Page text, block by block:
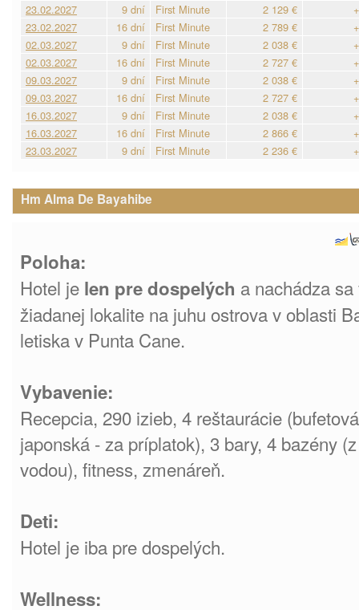
23.02.2027
9 dní First Minute 2 129 €
23.02.2027
16 dní First Minute 2 789 €
02.03.2027
9 dní First Minute 2 038 €
02.03.2027
16 dní First Minute 2 727 €
09.03.2027
9 dní First Minute 2 038 €
09.03.2027
16 dní First Minute 2 727 €
16.03.2027
9 dní First Minute 2 038 €
16.03.2027
16 dní First Minute 2 866 €
23.03.2027
9 dní First Minute 2 236 €
Hm Alma De Bayahibe
Poloha:
Hotel je len pre dospelých a nachádza sa
žiadanej lokalite na juhu ostrova v oblasti
letiska v Punta Cane.
Vybavenie:
Recepcia, 290 izieb, 4 reštaurácie
japonská - za príplatok), 3 bary, 4 bazény
vodou), fitness, zmenáreň.
Deti:
Hotel je iba pre dospelých.
Wellness: